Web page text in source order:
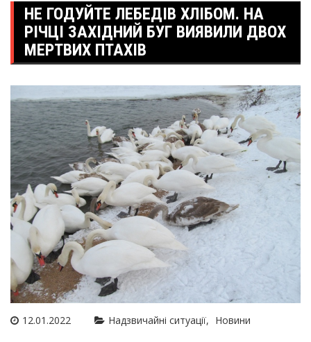
НЕ ГОДУЙТЕ ЛЕБЕДІВ ХЛІБОМ. НА
РІЧЦІ ЗАХІДНИЙ БУГ ВИЯВИЛИ ДВОХ
МЕРТВИХ ПТАХІВ
12.01.2022 Надзвичайні ситуації Новини